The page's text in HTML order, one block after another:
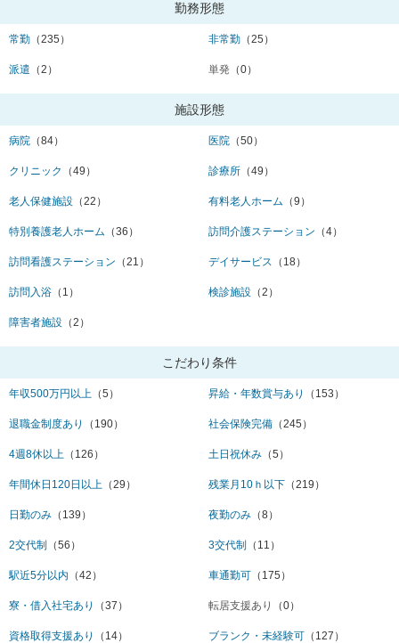
勤務形態
常勤 （235） 非常勤 （25）
派遣 （2） 単発 （0）
施設形態
病院 （84） 医院 （50）
クリニック （49） 診療所 （49）
老人保健施設 （22） 有料老人ホーム （9）
特別養護老人ホーム （36） 訪問介護ステーション （4）
訪問看護ステーション （21） デイサービス （18）
訪問入浴 （1） 検診施設 （2）
障害者施設 （2）
こだわり条件
年収500万円以上 （5） 昇給・年数賞与あり （153）
退職金制度あり （190） 社会保険完備 （245）
4週8休以上 （126） 土日祝休み （5）
年間休日120日以上 （29） 残業月10ｈ以下 （219）
日勤のみ （139） 夜勤のみ （8）
2交代制 （56） 3交代制 （11）
駅近5分以内 （42） 車通勤可 （175）
寮・借入社宅あり （37） 転居支援あり （0）
資格取得支援あり （14） ブランク・未経験可 （127）